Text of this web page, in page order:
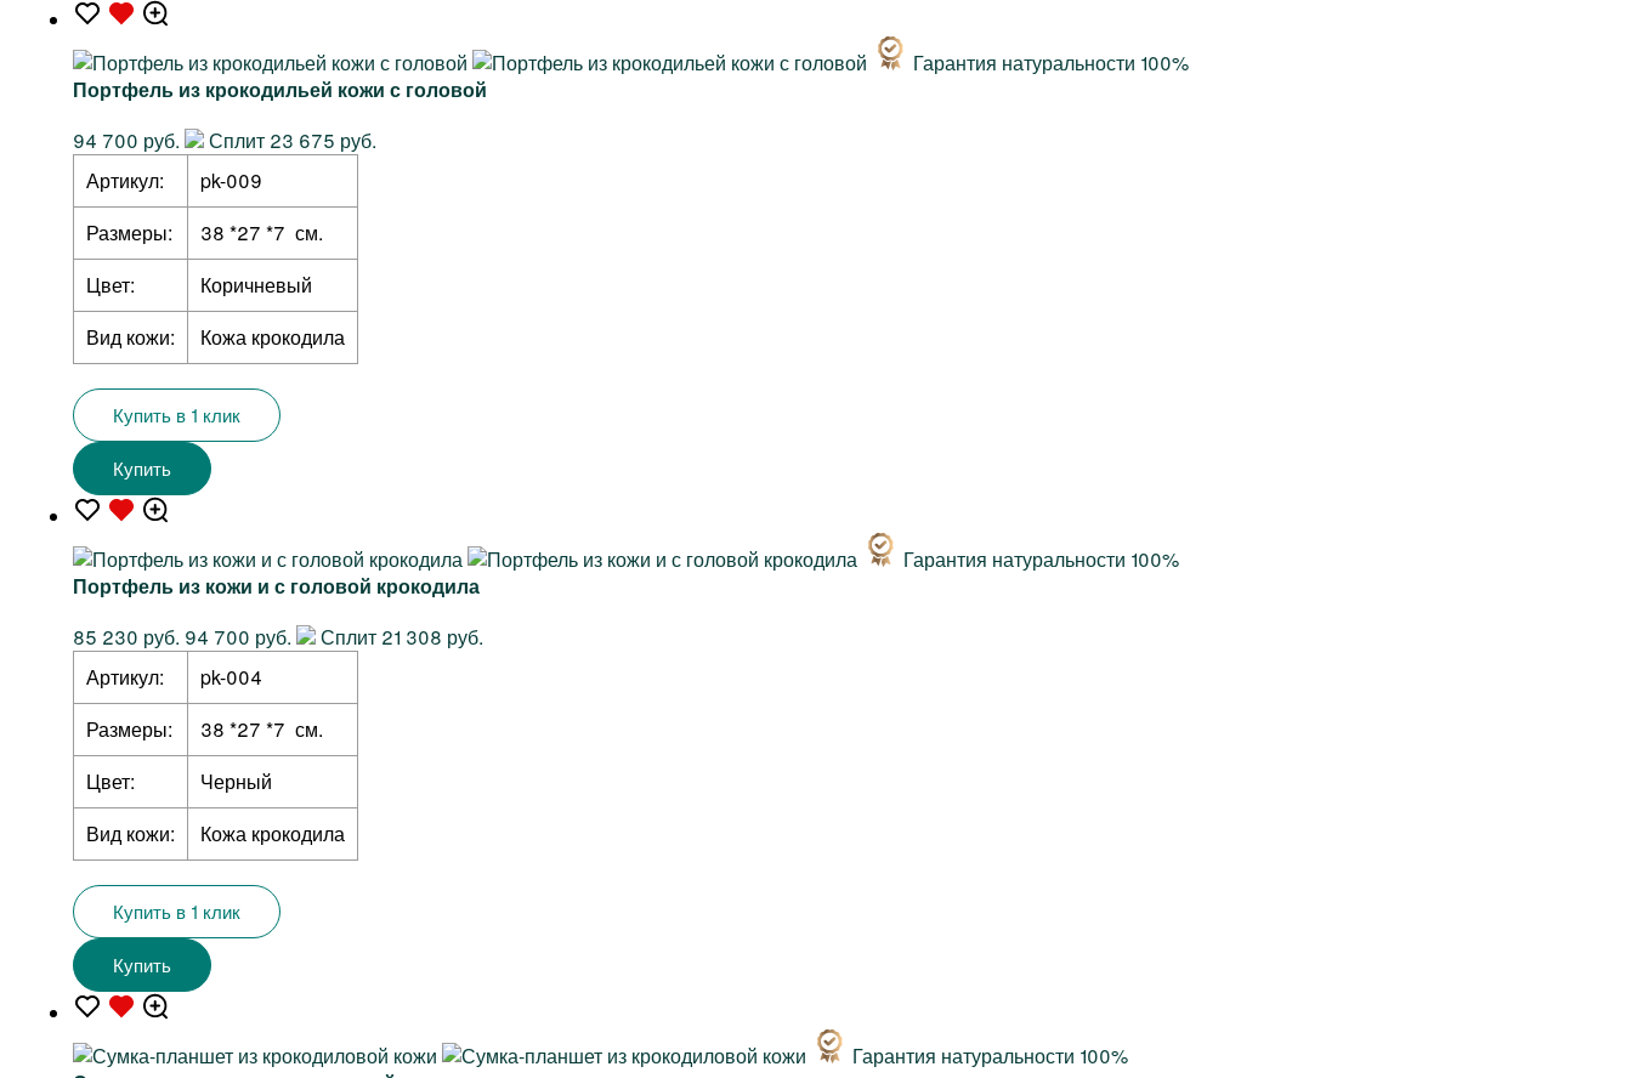
Гарантия натуральности 100%
Портфель из крокодильей кожи с головой
94 700 руб.
Сплит 23 675 руб.
Артикул:
pk-009
Размеры:
38 *27 *7 см.
Цвет:
Коричневый
Вид кожи:
Кожа крокодила
Купить в 1 клик
Купить
Гарантия натуральности 100%
Портфель из кожи и с головой крокодила
85 230 руб. 94 700 руб.
Сплит 21 308 руб.
Артикул:
pk-004
Размеры:
38 *27 *7 см.
Цвет:
Черный
Вид кожи:
Кожа крокодила
Купить в 1 клик
Купить
Гарантия натуральности 100%